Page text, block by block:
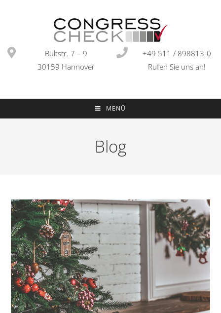
Bultstr. 7 – 9
30159 Hannover
+49 511 / 898813-0
Rufen Sie uns an!
MENÜ
Blog